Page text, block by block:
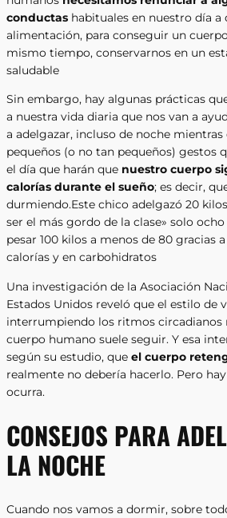
conductas habituales en nuestro día a
alimentación, para conseguir un
mismo tiempo, conservarnos en un
saludable
Sin embargo, hay algunas prácticas
a nuestra vida diaria que nos van a
a adelgazar, incluso de noche
pequeños (o no tan pequeños) gestos
el día que harán que nuestro cuerpo
calorías durante el sueño; es decir,
durmiendo.Este chico adelgazó 20
ser el más gordo de la clase» solo
pesar 100 kilos a menos de 80 gracias
calorías y en carbohidratos
Una investigación de la Asociación
Estados Unidos reveló que el estilo de
interrumpiendo los ritmos circadianos
cuerpo humano suele seguir. Y esa
según su estudio, que el cuerpo
realmente no debería hacerlo. Pero
ocurra.
CONSEJOS PARA
LA NOCHE
Cuando nos vamos a dormir, sobre